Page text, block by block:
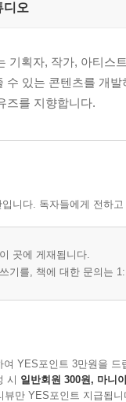
디오
기획자, 작가, 아티스
수 있는 콘텐츠를 개
즈를 지향합니다.
니다. 독자들에게 전하
곳에 게재됩니다.
기를, 책에 대한 문의는
YES포인트 3만원을 드
시 일반회원 300원, 마니
뷰만 YES포인트 지급됩니